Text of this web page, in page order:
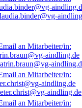
aindling.de